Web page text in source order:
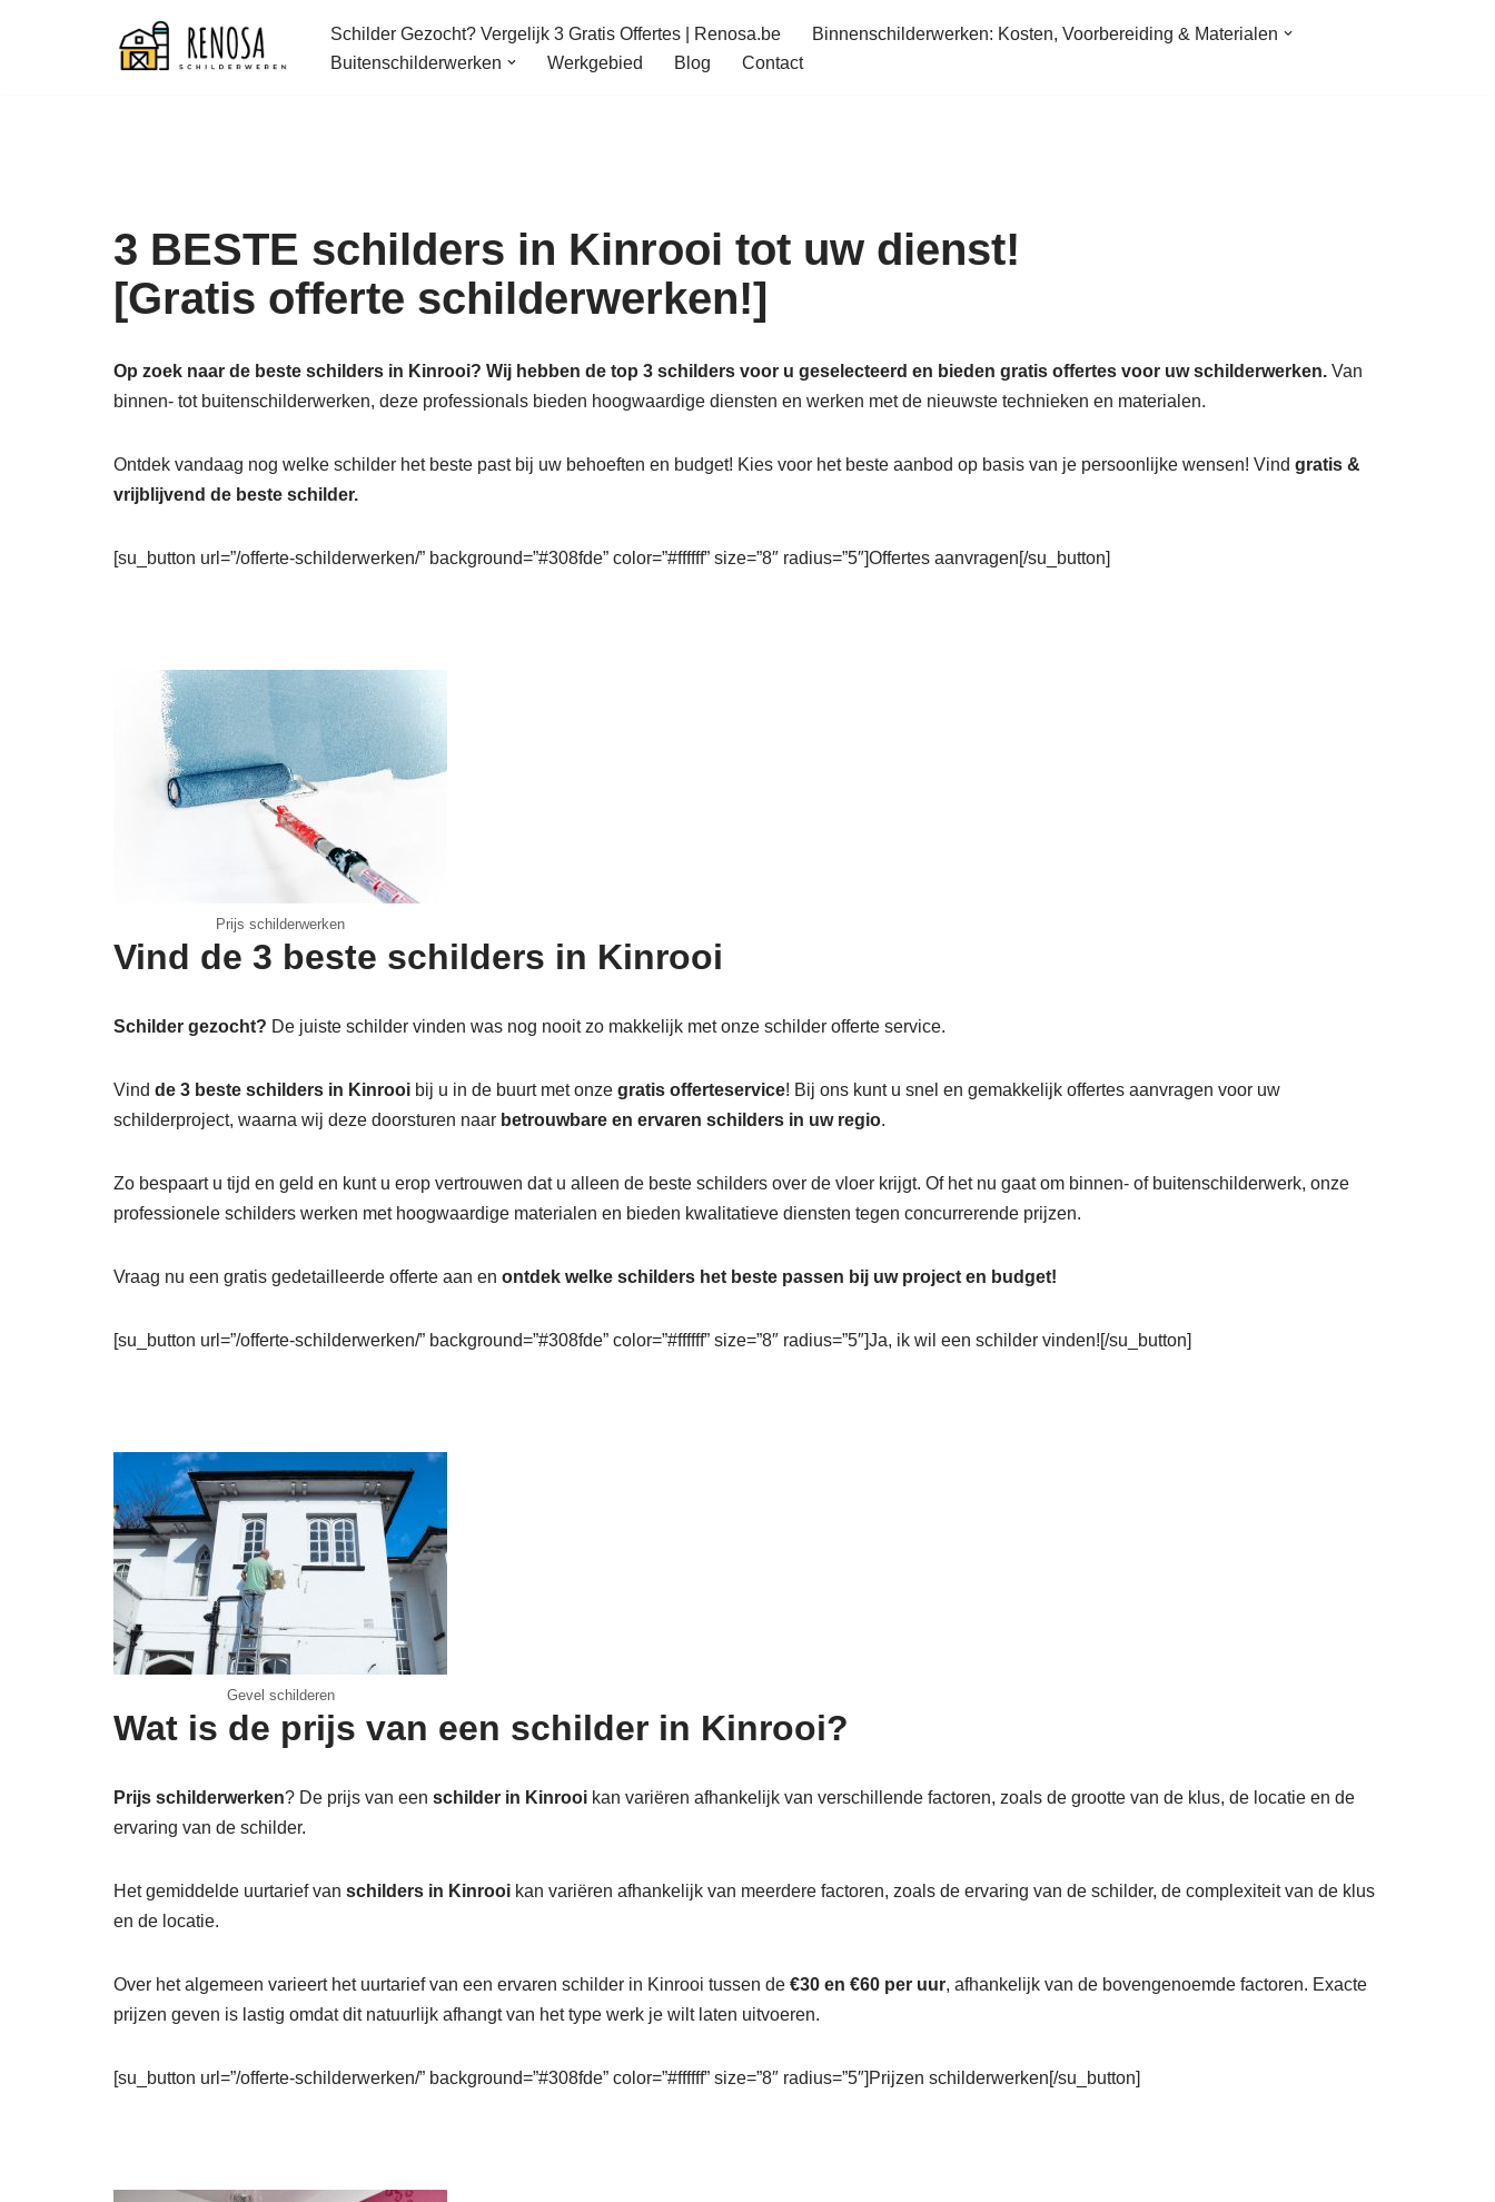
Schilder Gezocht? Vergelijk 3 Gratis Offertes | Renosa.be
Binnenschilderwerken: Kosten, Voorbereiding & Materialen
Buitenschilderwerken
Werkgebied Blog Contact
3 BESTE schilders in Kinrooi tot uw dienst!
[Gratis offerte schilderwerken!]
Op zoek naar de beste schilders in Kinrooi? Wij hebben de top 3 schilders voor u geselecteerd en bieden gratis offertes voor uw schilderwerken. Van
binnen- tot buitenschilderwerken, deze professionals bieden hoogwaardige diensten en werken met de nieuwste technieken en materialen.
Ontdek vandaag nog welke schilder het beste past bij uw behoeften en budget! Kies voor het beste aanbod op basis van je persoonlijke wensen! Vind gratis &
vrijblijvend de beste schilder.
[su_button url=”/offerte-schilderwerken/” background=”#308fde” color=”#ffffff” size=”8″ radius=”5″]Offertes aanvragen[/su_button]
Prijs schilderwerken
Vind de 3 beste schilders in Kinrooi
Schilder gezocht? De juiste schilder vinden was nog nooit zo makkelijk met onze schilder offerte service.
Vind de 3 beste schilders in Kinrooi bij u in de buurt met onze gratis offerteservice! Bij ons kunt u snel en gemakkelijk offertes aanvragen voor uw
schilderproject, waarna wij deze doorsturen naar betrouwbare en ervaren schilders in uw regio.
Zo bespaart u tijd en geld en kunt u erop vertrouwen dat u alleen de beste schilders over de vloer krijgt. Of het nu gaat om binnen- of buitenschilderwerk, onze
professionele schilders werken met hoogwaardige materialen en bieden kwalitatieve diensten tegen concurrerende prijzen.
Vraag nu een gratis gedetailleerde offerte aan en ontdek welke schilders het beste passen bij uw project en budget!
[su_button url=”/offerte-schilderwerken/” background=”#308fde” color=”#ffffff” size=”8″ radius=”5″]Ja, ik wil een schilder vinden![/su_button]
Gevel schilderen
Wat is de prijs van een schilder in Kinrooi?
Prijs schilderwerken? De prijs van een schilder in Kinrooi kan variëren afhankelijk van verschillende factoren, zoals de grootte van de klus, de locatie en de
ervaring van de schilder.
Het gemiddelde uurtarief van schilders in Kinrooi kan variëren afhankelijk van meerdere factoren, zoals de ervaring van de schilder, de complexiteit van de klus
en de locatie.
Over het algemeen varieert het uurtarief van een ervaren schilder in Kinrooi tussen de €30 en €60 per uur, afhankelijk van de bovengenoemde factoren. Exacte
prijzen geven is lastig omdat dit natuurlijk afhangt van het type werk je wilt laten uitvoeren.
[su_button url=”/offerte-schilderwerken/” background=”#308fde” color=”#ffffff” size=”8″ radius=”5″]Prijzen schilderwerken[/su_button]